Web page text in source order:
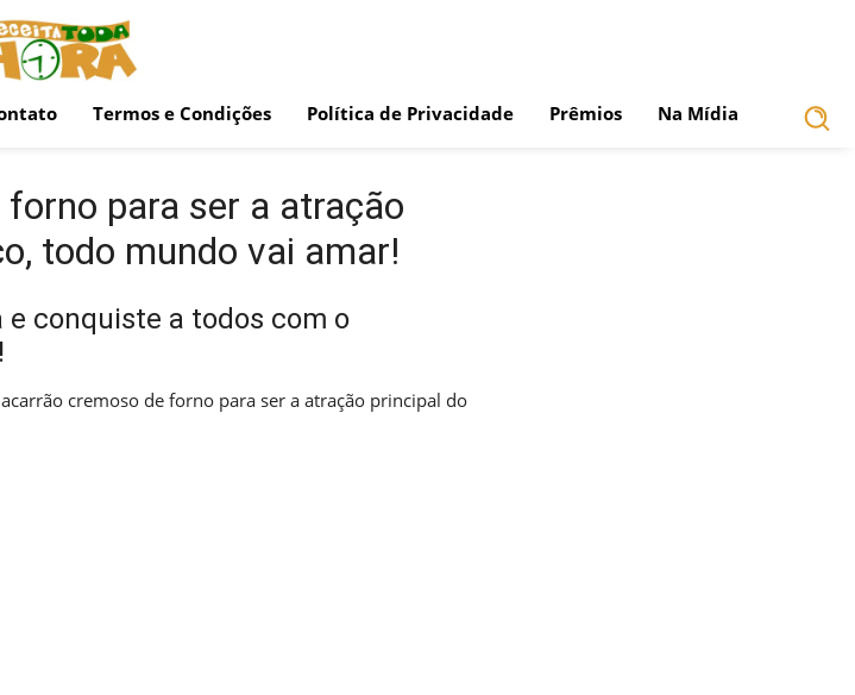
Termos e Condições Política de Privacidade Prêmios Na Mídia
para ser a atração
todo mundo vai amar!
conquiste a todos com o
cremoso de forno para ser a atração principal do